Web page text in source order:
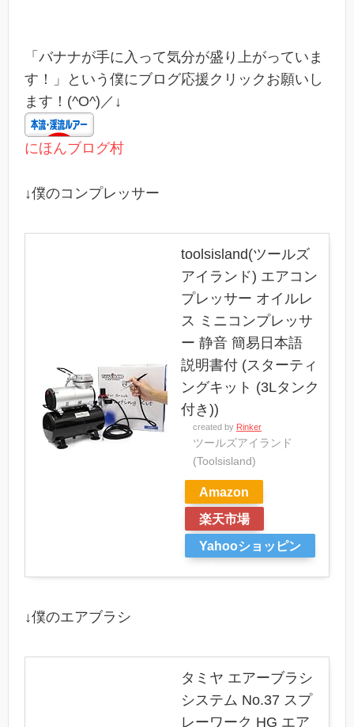
「バナナが手に入って気分が盛り上がっていま
す！」という僕にブログ応援クリックお願いし
ます！(^O^)／↓
にほんブログ村
↓僕のコンプレッサー
toolsisland(ツールズ
アイランド) エアコン
プレッサー オイルレ
ス ミニコンプレッサ
ー 静音 簡易日本語
説明書付 (スターティ
ングキット (3Lタンク
付き))
created by Rinker
ツールズアイランド
(Toolsisland)
Amazon
楽天市場
Yahooショッピン
↓僕のエアブラシ
タミヤ エアーブラシ
システム No.37 スプ
レーワーク HG エア